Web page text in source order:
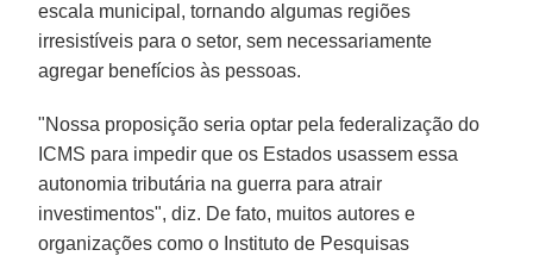
escala municipal, tornando algumas regiões
irresistíveis para o setor, sem necessariamente
agregar benefícios às pessoas.
"Nossa proposição seria optar pela federalização do
ICMS para impedir que os Estados usassem essa
autonomia tributária na guerra para atrair
investimentos", diz. De fato, muitos autores e
organizações como o Instituto de Pesquisas